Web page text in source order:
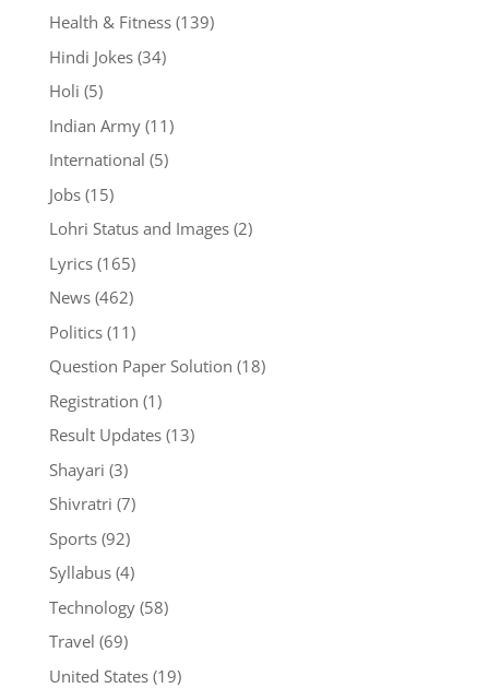
Health & Fitness(139)
Hindi Jokes(34)
Holi (5)
Indian Army(11)
International (5)
Jobs(15)
Lohri Status and Images(2)
Lyrics(165)
News(462)
Politics(11)
Question Paper Solution (18)
Registration (1)
Result Updates(13)
Shayari (3)
Shivratri (7)
Sports(92)
Syllabus(4)
Technology(58)
Travel (69)
United States(19)